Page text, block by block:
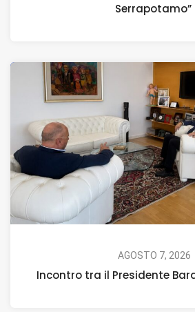
Serrapotamo”
AGOSTO 7, 2026
Incontro tra il Presidente